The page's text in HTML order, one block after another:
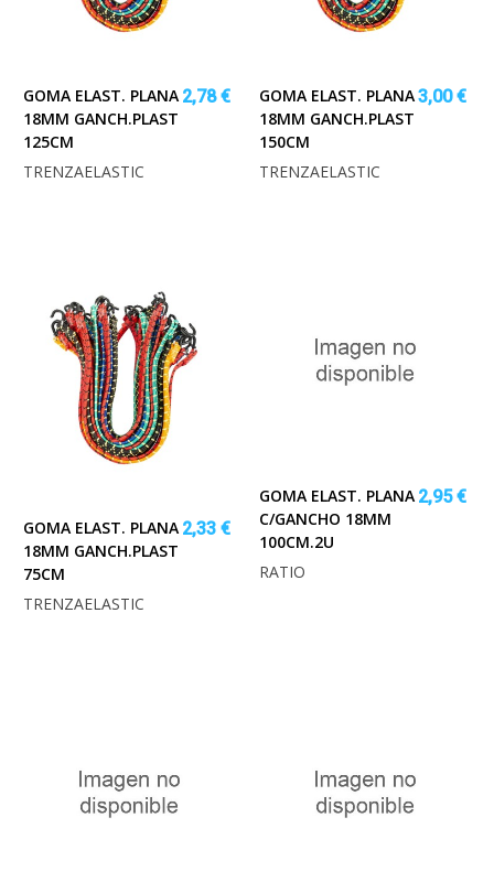
GOMA ELAST. PLANA
18MM GANCH.PLAST
125CM
2,78 €
TRENZAELASTIC
GOMA ELAST. PLANA
18MM GANCH.PLAST
150CM
3,00 €
TRENZAELASTIC
GOMA ELAST. PLANA
18MM GANCH.PLAST
75CM
2,33 €
TRENZAELASTIC
GOMA ELAST. PLANA
C/GANCHO 18MM
100CM.2U
2,95 €
RATIO